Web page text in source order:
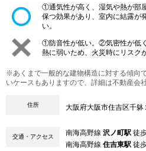
①通気性が高く、湿気や熱が部
保つ効果があり、室内に結露
い。
①防音性が低い。②気密性が低
熱に弱いため、火災時にリスク
※あくまで一般的な建物構造に対する傾向
いケースもありますので、詳細は不動産会
住所 大阪府大阪市住吉区千躰
交通・アクセス 南海高野線 沢ノ町駅 徒
南海高野線 住吉東駅 徒